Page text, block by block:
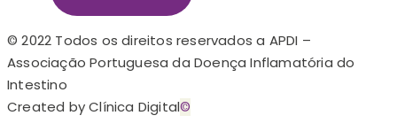
© 2022 Todos os direitos reservados a APDI –
Associação Portuguesa da Doença Inflamatória do
Intestino
Created by Clínica Digital©